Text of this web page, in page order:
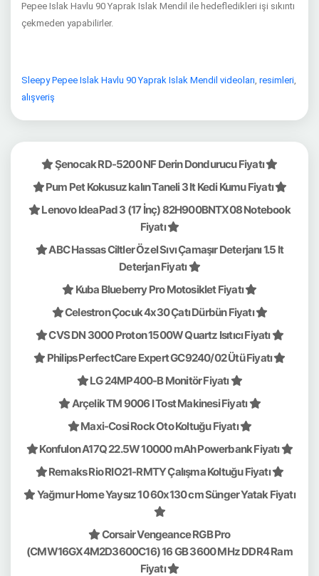
Pepee Islak Havlu 90 Yaprak Islak Mendil ile hedefledikleri işi sıkıntı
çekmeden yapabilirler.
Sleepy Pepee Islak Havlu 90 Yaprak Islak Mendil videoları, resimleri,
alışveriş
Şenocak RD-5200 NF Derin Dondurucu Fiyatı
Pum Pet Kokusuz kalın Taneli 3 lt Kedi Kumu Fiyatı
Lenovo IdeaPad 3 (17 İnç) 82H900BNTX08 Notebook
Fiyatı
ABC Hassas Ciltler Özel Sıvı Çamaşır Deterjanı 1.5 lt
Deterjan Fiyatı
Kuba Blueberry Pro Motosiklet Fiyatı
Celestron Çocuk 4x30 Çatı Dürbün Fiyatı
CVS DN 3000 Proton 1500W Quartz Isıtıcı Fiyatı
Philips PerfectCare Expert GC9240/02 Ütü Fiyatı
LG 24MP400-B Monitör Fiyatı
Arçelik TM 9006 I Tost Makinesi Fiyatı
Maxi-Cosi Rock Oto Koltuğu Fiyatı
Konfulon A17Q 22.5W 10000 mAh Powerbank Fiyatı
Remaks Rio RIO21-RMTY Çalışma Koltuğu Fiyatı
Yağmur Home Yaysız 10 60x130 cm Sünger Yatak Fiyatı
Corsair Vengeance RGB Pro
(CMW16GX4M2D3600C16) 16 GB 3600 MHz DDR4 Ram
Fiyatı